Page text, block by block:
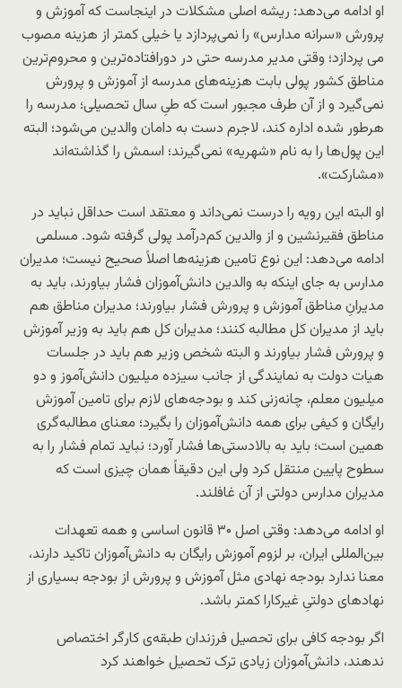
او ادامه می‌دهد: ریشه اصلی مشکلات در اینجاست که آموزش و
پرورش «سرانه مدارس» را نمی‌پردازد یا خیلی کمتر از هزینه مصوب
می پردازد؛ وقتی مدیر مدرسه حتی در دورافتاده‌ترین و محروم‌ترین
مناطق کشور پولی بابت هزینه‌های مدرسه از آموزش و پرورش
نمی‌گیرد و از آن طرف مجبور است که طیِ سال تحصیلی؛ مدرسه را
هرطور شده اداره کند، لاجرم دست به دامان والدین می‌شود؛ البته
این پول‌ها را به نام «شهریه» نمی‌گیرند؛ اسمش را گذاشته‌اند
«مشارکت».
او البته این رویه را درست نمی‌داند و معتقد است حداقل نباید در
مناطق فقیرنشین و از والدین کم‌درآمد پولی گرفته شود. مسلمی
ادامه می‌دهد: این نوع تامین هزینه‌ها اصلاً صحیح نیست؛ مدیران
مدارس به جای اینکه به والدین دانش‌آموزان فشار بیاورند، باید به
مدیرانِ مناطق آموزش و پرورش فشار بیاورند؛ مدیران مناطق هم
باید از مدیران کل مطالبه کنند؛ مدیران کل هم باید به وزیر آموزش
و پرورش فشار بیاورند و البته شخص وزیر هم باید در جلسات
هیات دولت به نمایندگی از جانب سیزده میلیون دانش‌آموز و دو
میلیون معلم، چانه‌زنی کند و بودجه‌های لازم برای تامین آموزش
رایگان و کیفی برای همه دانش‌آموزان را بگیرد؛ معنای مطالبه‌گری
همین است؛ باید به بالادستی‌ها فشار آورد؛ نباید تمام فشار را به
سطوح پایین منتقل کرد ولی این دقیقاً همان چیزی است که
مدیران مدارس دولتی از آن غافلند.
او ادامه می‌دهد: وقتی اصل ۳۰ قانون اساسی و همه تعهدات
بین‌المللی ایران، بر لزوم آموزش رایگان به دانش‌آموزان تاکید دارند،
معنا ندارد بودجه نهادی مثل آموزش و پرورش از بودجه بسیاری از
نهادهای دولتیِ غیرکارا کمتر باشد.
اگر بودجه کافی برای تحصیل فرزندان طبقه‌ی کارگر اختصاص
ندهند، دانش‌آموزان زیادی ترک تحصیل خواهند کرد